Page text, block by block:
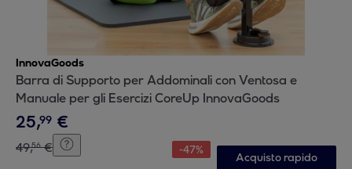
InnovaGoods
Barra di Supporto per Addominali con Ventosa e
Manuale per gli Esercizi CoreUp InnovaGoods
25,99 €
49,56 € -47%
Acquisto rapido